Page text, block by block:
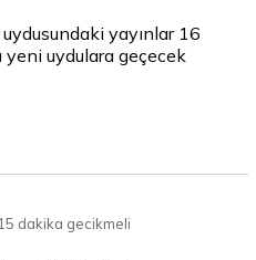
yayınlar 16
uydulara geçecek
dakika gecikmeli